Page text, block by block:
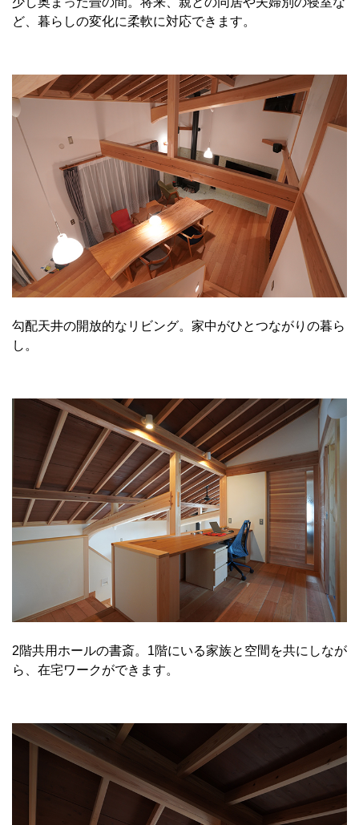
ど、暮らしの変化に柔軟に対応できます。
勾配天井の開放的なリビング。家中がひとつながりの暮ら
し。
2階共用ホールの書斎。1階にいる家族と空間を共にしなが
ら、在宅ワークができます。